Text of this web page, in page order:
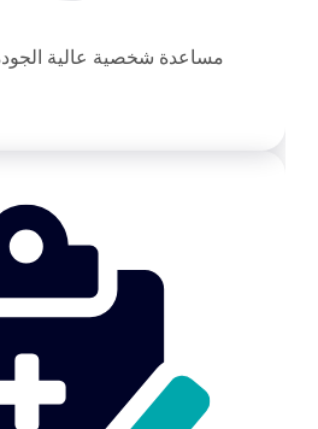
مساعدة شخصية عالية